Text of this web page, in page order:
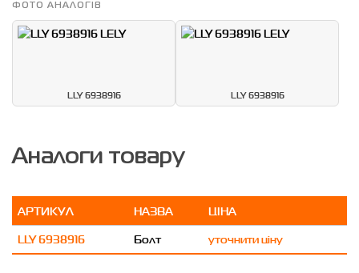
ФОТО АНАЛОГІВ
LLY 6938916 LLY 6938916
Аналоги товару
АРТИКУЛ НАЗВА
ЦІНА
LLY 6938916
Болт уточнити ціну